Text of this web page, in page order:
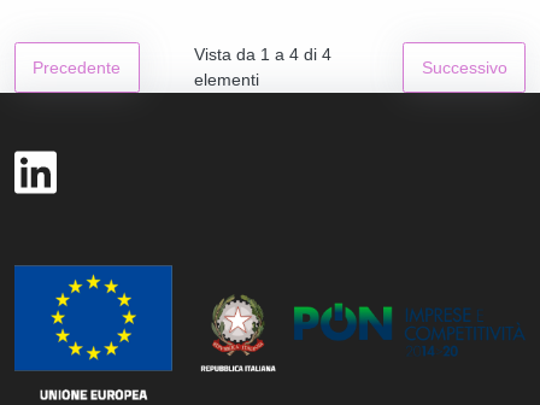
Precedente
Vista da 1 a 4 di 4
elementi
Successivo